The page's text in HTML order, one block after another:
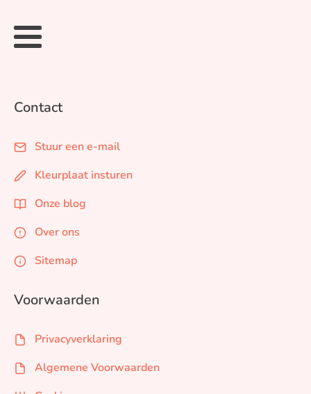
Contact
Stuur een e-mail
Kleurplaat insturen
Onze blog
Over ons
Sitemap
Voorwaarden
Privacyverklaring
Algemene Voorwaarden